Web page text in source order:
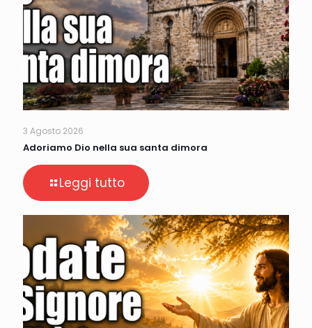
3 Agosto 2026
Adoriamo Dio nella sua santa dimora
Leggi tutto